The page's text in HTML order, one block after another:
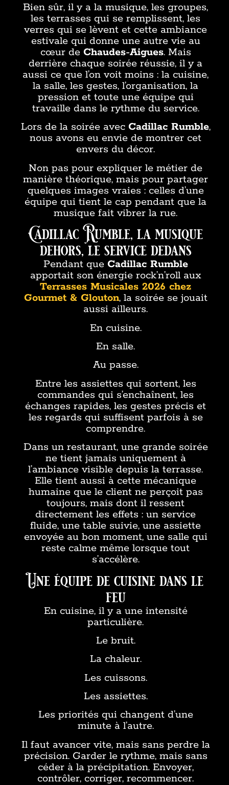
Bien sûr, il y a la musique, les groupes,
les terrasses qui se remplissent, les
verres qui se lèvent et cette ambiance
estivale qui donne une autre vie au
cœur de Chaudes-Aigues. Mais
derrière chaque soirée réussie, il y a
aussi ce que l’on voit moins : la cuisine,
la salle, les gestes, l’organisation, la
pression et toute une équipe qui
travaille dans le rythme du service.
Lors de la soirée avec Cadillac Rumble,
nous avons eu envie de montrer cet
envers du décor.
Non pas pour expliquer le métier de
manière théorique, mais pour partager
quelques images vraies : celles d’une
équipe qui tient le cap pendant que la
musique fait vibrer la rue.
Cadillac Rumble, la musique
dehors, le service dedans
Pendant que Cadillac Rumble
apportait son énergie rock’n’roll aux
Terrasses Musicales 2026 chez
Gourmet & Glouton, la soirée se jouait
aussi ailleurs.
En cuisine.
En salle.
Au passe.
Entre les assiettes qui sortent, les
commandes qui s’enchaînent, les
échanges rapides, les gestes précis et
les regards qui suffisent parfois à se
comprendre.
Dans un restaurant, une grande soirée
ne tient jamais uniquement à
l’ambiance visible depuis la terrasse.
Elle tient aussi à cette mécanique
humaine que le client ne perçoit pas
toujours, mais dont il ressent
directement les effets : un service
fluide, une table suivie, une assiette
envoyée au bon moment, une salle qui
reste calme même lorsque tout
s’accélère.
Une équipe de cuisine dans le
feu
En cuisine, il y a une intensité
particulière.
Le bruit.
La chaleur.
Les cuissons.
Les assiettes.
Les priorités qui changent d’une
minute à l’autre.
Il faut avancer vite, mais sans perdre la
précision. Garder le rythme, mais sans
céder à la précipitation. Envoyer,
contrôler, corriger, recommencer.